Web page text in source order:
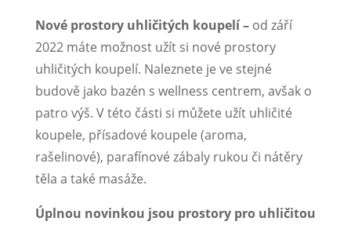
Nové prostory uhličitých koupelí – od září
2022 máte možnost užít si nové prostory
uhličitých koupelí. Naleznete je ve stejné
budově jako bazén s wellness centrem, avšak o
patro výš. V této části si můžete užít uhličité
koupele, přísadové koupele (aroma,
rašelinové), parafínové zábaly rukou či nátěry
těla a také masáže.
Úplnou novinkou jsou prostory pro uhličitou